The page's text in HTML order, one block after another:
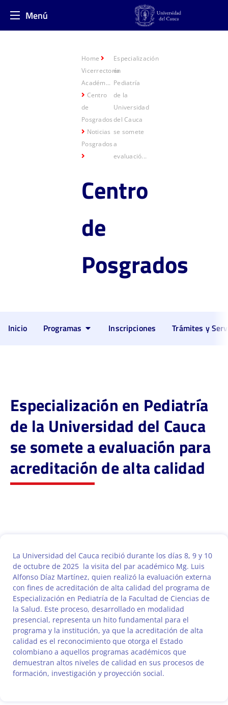
Menú
Home
Vicerrectoría
Académ...
Centro
de
Posgrados
Noticias
Posgrados
Especialización
en
Pediatría
de la
Universidad
del Cauca
se somete
a
evaluació...
Centro
de
Posgrados
Inicio Programas Inscripciones Trámites y
Especialización en Pediatría
de la Universidad del Cauca
se somete a evaluación para
acreditación de alta calidad
La Universidad del Cauca recibió durante los días 8, 9 y 10
de octubre de 2025 la visita del par académico Mg. Luis
Alfonso Díaz Martínez, quien realizó la evaluación externa
con fines de acreditación de alta calidad del programa de
Especialización en Pediatría de la Facultad de Ciencias de
la Salud. Este proceso, desarrollado en modalidad
presencial, representa un hito fundamental para el
programa y la institución, ya que la acreditación de alta
calidad es el reconocimiento que otorga el Estado
colombiano a aquellos programas académicos que
demuestran altos niveles de calidad en sus procesos de
formación, investigación y proyección social.